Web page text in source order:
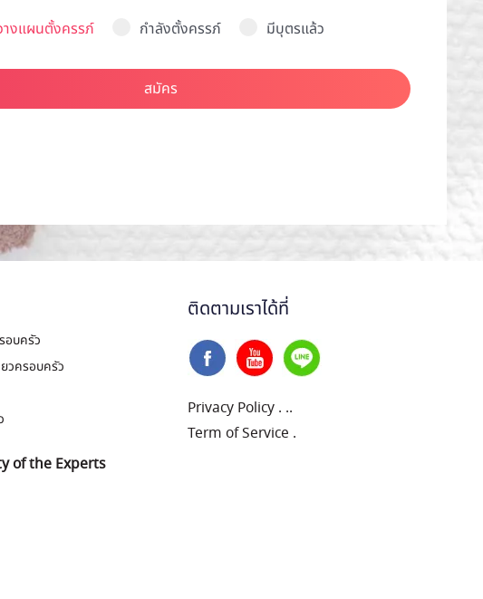
างแผนตั้งครรภ์
กำลังตั้งครรภ์ มีบุตรแล้ว
สมัคร
อบครัว
วครอบครัว
of the Experts
ติดตามเราได้ที่
Privacy Policy . ..
Term of Service .